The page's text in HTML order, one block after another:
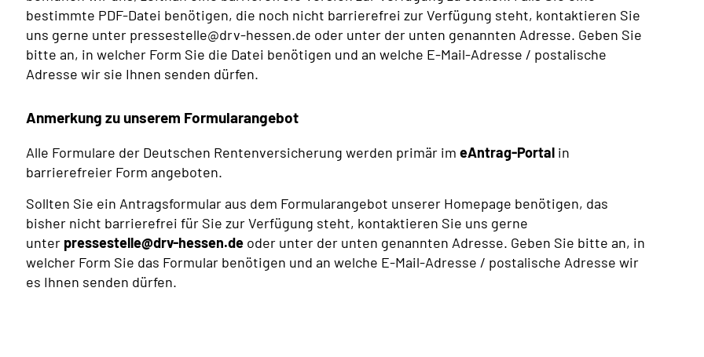
bestimmte PDF-Datei benötigen, die noch nicht barrierefrei zur Verfügung steht, kontaktieren Sie
uns gerne unter pressestelle@drv-hessen.de oder unter der unten genannten Adresse. Geben Sie
bitte an, in welcher Form Sie die Datei benötigen und an welche E-Mail-Adresse / postalische
Adresse wir sie Ihnen senden dürfen.
Anmerkung zu unserem Formularangebot
Alle Formulare der Deutschen Rentenversicherung werden primär im eAntrag-Portal in
barrierefreier Form angeboten.
Sollten Sie ein Antragsformular aus dem Formularangebot unserer Homepage benötigen, das
bisher nicht barrierefrei für Sie zur Verfügung steht, kontaktieren Sie uns gerne
unter pressestelle@drv-hessen.de oder unter der unten genannten Adresse. Geben Sie bitte an, in
welcher Form Sie das Formular benötigen und an welche E-Mail-Adresse / postalische Adresse wir
es Ihnen senden dürfen.